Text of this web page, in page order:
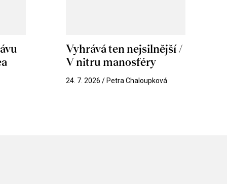
Vyhrává ten nejsilnější /
V nitru manosféry
24. 7. 2026 / Petra Chaloupková